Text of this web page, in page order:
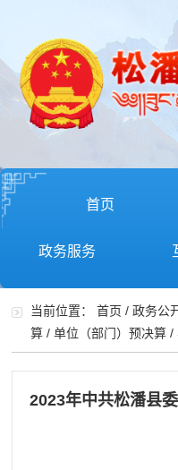
首页
政务服务
当前位置：首页 /政务公
算 /单位（部门）预决算 /
2023年中共松潘县